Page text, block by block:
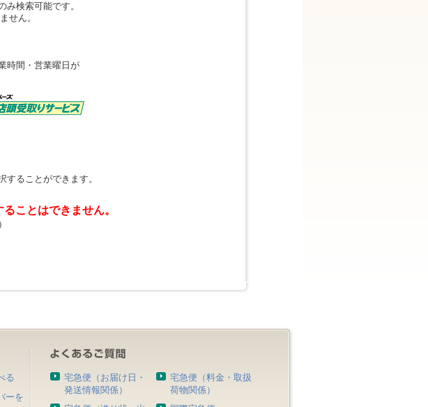
検索可能です。
せん。
時間・営業曜日が
することができます。
ことはできません。
る
ーを
宅急便（お届け日・
発送情報関係）
宅急便（料金・取扱
荷物関係）